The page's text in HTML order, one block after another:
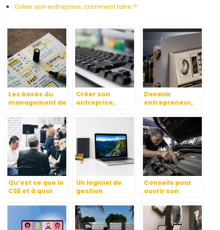
Créer son entreprise, comment faire ?
Les bases du
management de
Créer son
entreprise,
Devenir
entrepreneur,
passe
réellement ?
Qu’est ce que le
CSE et à quoi
Un logiciel de
gestion
quoi est-ce utile
?
Conseils pour
ouvrir son